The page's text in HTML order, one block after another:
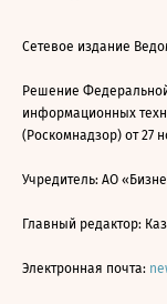
Сетевое издание
Решение
информационных
(Роскомнадзор) от 27
Учредитель: АО
Главный редактор:
Электронная почта: